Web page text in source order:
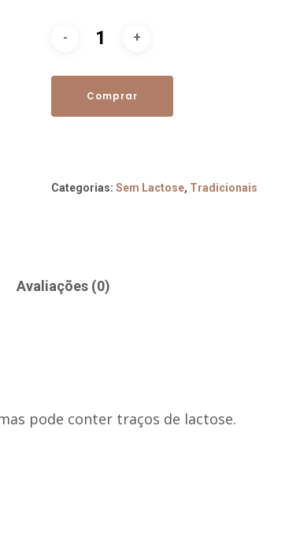
Comprar
Categorias: Sem Lactose, Tradicionais
Avaliações (0)
pode conter traços de lactose.